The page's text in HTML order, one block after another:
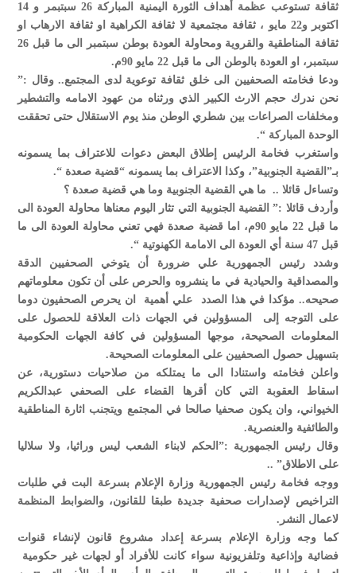
ثقافة تستوعب عظمة أهداف الثورة اليمنية المباركة 26 سبتبمر و 14
اكتوبر و22 مايو ، ثقافة مجتمعية لا ثقافة الكراهية او ثقافة الارهاب او
ثقافة المناطقية والقروية ومحاولة العودة بوطن سبتمبر الى ما قبل 26
سبتمبر، او العودة بالوطن الى ما قبل 22 مايو 90م.
ودعا فخامته الصحفيين الى خلق ثقافة توعوية لدى المجتمع.. وقال :”
نحن ندرك حجم الارث الكبير الذي ورثناه من عهود الامامه والتشطير
ومخلفات الصراعات بين شطري الوطن منذ يوم الاستقلال حتى تحققت
الوحدة المباركة “.
واستغرب فخامة الرئيس إطلاق البعض دعوات للاعتراف بما يسمونه
بـ”القضية الجنوبية”، وكذا الاعتراف بما يسمونه “قضية صعدة “.
وتساءل قائلا .. ما هي القضية الجنوبية وما هي قضية صعدة ؟
وأردف قائلا :” القضية الجنوبية التي تثار اليوم معناها محاولة العودة الى
ما قبل 22 مايو 90م، اما قضية صعدة فهي تعني محاولة العودة الى ما
قبل 47 سنة أي العودة الى الامامة الكهنوتية “.
وشدد رئيس الجمهورية علي ضرورة أن يتوخي الصحفيين الدقة
والمصداقية والحيادية في ما ينشروه والحرص على أن تكون معلوماتهم
صحيحه.. مؤكدا في هذا الصدد علي أهمية ان يحرص الصحفيون دوما
على التوجه إلى المسؤولين في الجهات ذات العلاقة للحصول على
المعلومات الصحيحة، موجها المسؤولين في كافة الجهات الحكومية
بتسهيل حصول الصحفيين على المعلومات الصحيحة.
واعلن فخامته واستنادا الى ما يمتلكه من صلاحيات دستورية، عن
اسقاط العقوبة التي كان أقرها القضاء على الصحفي عبدالكريم
الخيواني، وان يكون صحفيا صالحا في المجتمع ويتجنب اثارة المناطقية
والطائفية والعنصرية.
وقال رئيس الجمهورية :”الحكم لابناء الشعب ليس وراثيا، ولا سلاليا
على الاطلاق” ..
ووجه فخامة رئيس الجمهورية وزارة الإعلام بسرعة البت في طلبات
التراخيص لإصدارات صحفية جديدة طبقا للقانون، والضوابط المنظمة
لاعمال النشر.
كما وجه وزارة الإعلام بسرعة إعداد مشروع قانون لإنشاء قنوات
فضائية وإذاعية وتلفزيونية سواء كانت للأفراد أو لجهات غير حكومية